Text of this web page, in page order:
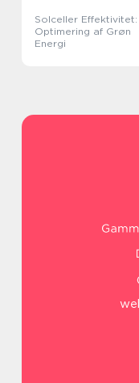
Solceller Effektivitet:
Optimering af Grøn
Energi